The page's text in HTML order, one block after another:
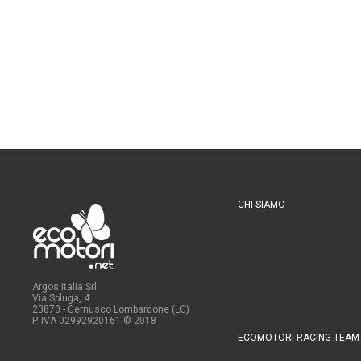
Argos Italia Srl
Via Spluga, 4
23870 - Cernusco Lombardone (LC)
P. IVA 02992920161 © 2018
CHI SIAMO
ECOMOTORI RACING TEAM